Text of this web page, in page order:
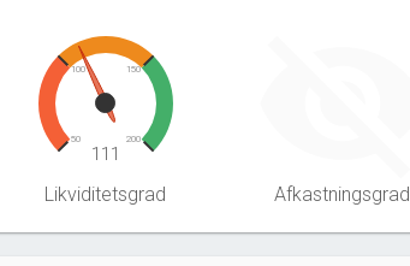
50
100 150
200
111
Likviditetsgrad Afkastningsgrad